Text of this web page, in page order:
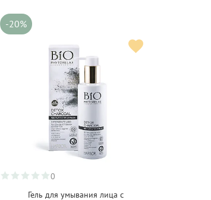
-20%
0
Гель для умывания лица с